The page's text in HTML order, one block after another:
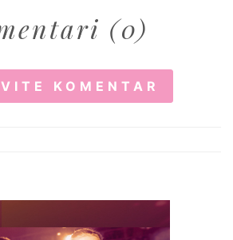
(0)
KOMENTAR